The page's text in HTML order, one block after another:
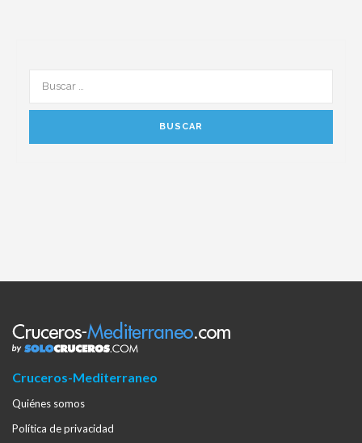
Cruceros-Mediterraneo
Quiénes somos
Política de privacidad